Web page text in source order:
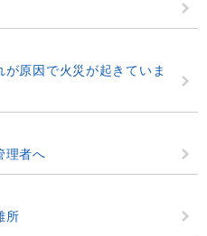
原因で火災が起きていま
理者へ
所